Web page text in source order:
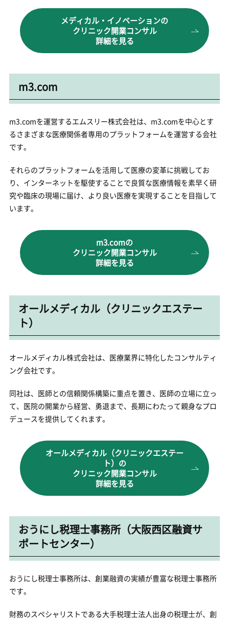
メディカル・イノベーションの
クリニック開業コンサル
詳細を見る
m3.com
m3.comを運営するエムスリー株式会社は、m3.comを中心とす
るさまざまな医療関係者専用のプラットフォームを運営する会社
です。
それらのプラットフォームを活用して医療の変革に挑戦してお
り、インターネットを駆使することで良質な医療情報を素早く研
究や臨床の現場に届け、より良い医療を実現することを目指して
います。
m3.comの
クリニック開業コンサル
詳細を見る
オールメディカル（クリニックエステー
ト）
オールメディカル株式会社は、医療業界に特化したコンサルティ
ング会社です。
同社は、医師との信頼関係構築に重点を置き、医師の立場に立っ
て、医院の開業から経営、勇退まで、長期にわたって親身なプロ
デュースを提供してくれます。
オールメディカル（クリニックエステー
ト）の
クリニック開業コンサル
詳細を見る
おうにし税理士事務所（大阪西区融資サ
ポートセンター）
おうにし税理士事務所は、創業融資の実績が豊富な税理士事務所
です。
財務のスペシャリストである大手税理士法人出身の税理士が、創